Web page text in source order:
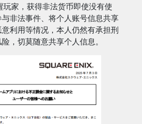
玩家，获得非法货币即使没有使
非法事件、将个人账号信息共享
利用等情况，本人仍然有承担刑
，切莫随意共享个人信息。